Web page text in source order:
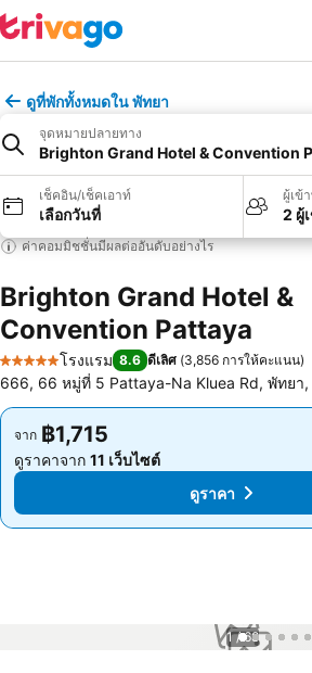
ดูที่พักทั้งหมดใน พัทยา
จุดหมายปลายทาง
Brighton Grand Hotel & Convention
เช็คอิน/เช็คเอาท์
เลือกวันที่
ผู้เข้
2 ผู้
ค่าคอมมิชชั่นมีผลต่ออันดับอย่างไร
Brighton Grand Hotel &
Convention Pattaya
5 ดาว
โรงแรม 8.6 ดีเลิศ (3,856 การให้คะแนน)
666, 66 หมู่ที่ 5 Pattaya-Na Kluea Rd, พัทยา,
จาก ฿1,715
ดูราคาจาก 11 เว็บไซต์
ดูราคา
จาก ฿1,715
ดูราคาจาก 11 เว็บไซต์
ดูราคา
1 / 68